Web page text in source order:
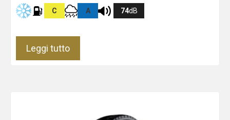
C A 74dB
Leggi tutto